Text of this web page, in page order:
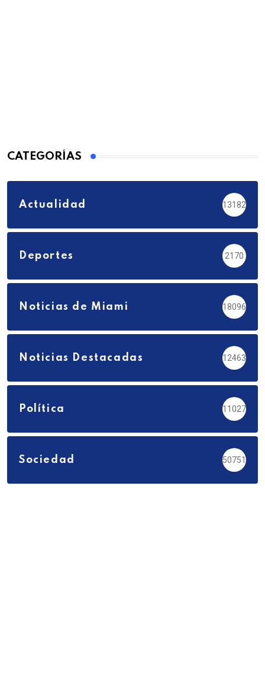
CATEGORÍAS
Actualidad 13182
Deportes 2170
Noticias de Miami 18096
Noticias Destacadas 12463
Política 11027
Sociedad 50751